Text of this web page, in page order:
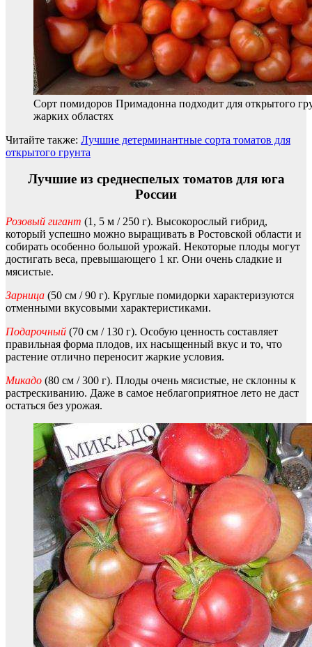
Сорт помидоров Примадонна подходит для открытого
жарких областях
Читайте также: Лучшие детерминантные сорта томатов для
открытого грунта
Лучшие из среднеспелых томатов для юга
России
Розовый гигант (1, 5 м / 250 г). Высокорослый гибрид,
который успешно можно выращивать в Ростовской области и
собирать особенно большой урожай. Некоторые плоды могут
достигать веса, превышающего 1 кг. Они очень сладкие и
мясистые.
Зарница (50 см / 90 г). Круглые помидорки характеризуются
отменными вкусовыми характеристиками.
Подарочный (70 см / 130 г). Особую ценность составляет
правильная форма плодов, их насыщенный вкус и то, что
растение отлично переносит жаркие условия.
Микадо (80 см / 300 г). Плоды очень мясистые, не склонны к
растрескиванию. Даже в самое неблагоприятное лето не даст
остаться без урожая.